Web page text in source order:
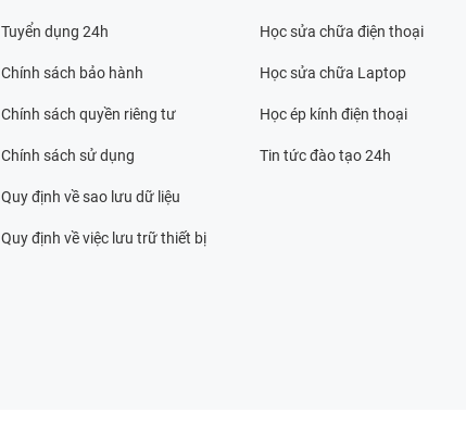
Tuyển dụng 24h
Chính sách bảo hành
Chính sách quyền riêng tư
Chính sách sử dụng
Quy định về sao lưu dữ liệu
Quy định về việc lưu trữ thiết bị
Học sửa chữa điện thoại
Học sửa chữa Laptop
Học ép kính điện thoại
Tin tức đào tạo 24h